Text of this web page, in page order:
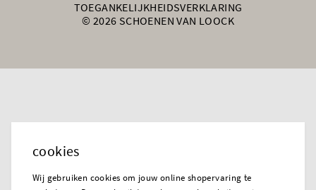
TOEGANKELIJKHEIDSVERKLARING
© 2026 SCHOENEN VAN LOOCK
cookies
Wij gebruiken cookies om jouw online shopervaring te